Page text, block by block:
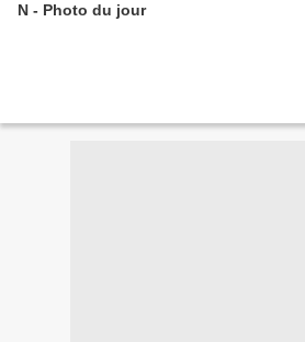
N - Photo du jour